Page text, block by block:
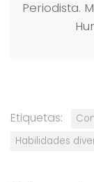
Periodista.
Etiquetas:
Habilidades